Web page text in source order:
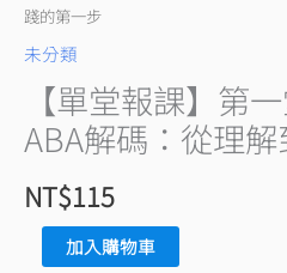
踐的第一步
未分類
【單堂報課】第
ABA解碼：從理
NT$115
ABA
解
理
到
加入購物車